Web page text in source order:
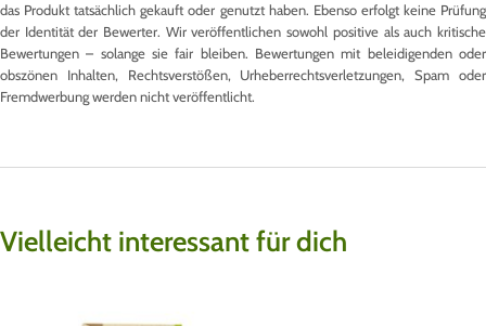
das Produkt tatsächlich gekauft oder genutzt haben. Ebenso erfolgt keine Prüfung
der Identität der Bewerter. Wir veröffentlichen sowohl positive als auch kritische
Bewertungen – solange sie fair bleiben. Bewertungen mit beleidigenden oder
obszönen Inhalten, Rechtsverstößen, Urheberrechtsverletzungen, Spam oder
Fremdwerbung werden nicht veröffentlicht.
Vielleicht interessant für dich